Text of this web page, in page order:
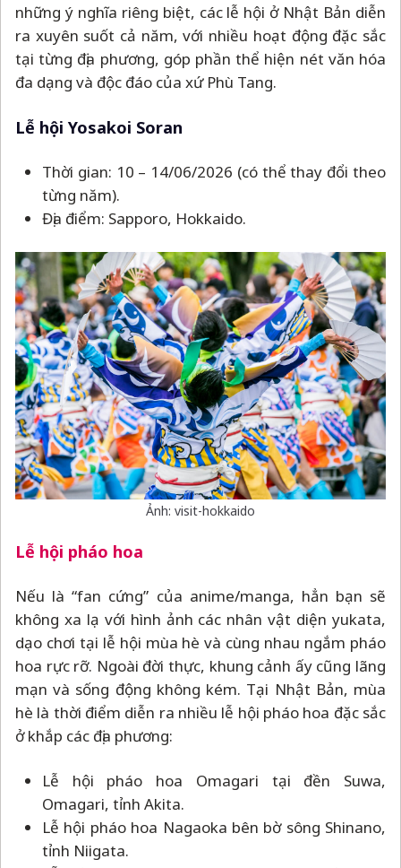
những ý nghĩa riêng biệt, các lễ hội ở Nhật Bản diễn
ra xuyên suốt cả năm, với nhiều hoạt động đặc sắc
tại từng địa phương, góp phần thể hiện nét văn hóa
đa dạng và độc đáo của xứ Phù Tang.
Lễ hội Yosakoi Soran
Thời gian: 10 – 14/06/2026 (có thể thay đổi theo
từng năm).
Địa điểm: Sapporo, Hokkaido.
Ảnh: visit-hokkaido
Lễ hội pháo hoa
Nếu là “fan cứng” của anime/manga, hẳn bạn sẽ
không xa lạ với hình ảnh các nhân vật diện yukata,
dạo chơi tại lễ hội mùa hè và cùng nhau ngắm pháo
hoa rực rỡ. Ngoài đời thực, khung cảnh ấy cũng lãng
mạn và sống động không kém. Tại Nhật Bản, mùa
hè là thời điểm diễn ra nhiều lễ hội pháo hoa đặc sắc
ở khắp các địa phương:
Lễ hội pháo hoa Omagari tại đền Suwa,
Omagari, tỉnh Akita.
Lễ hội pháo hoa Nagaoka bên bờ sông Shinano,
tỉnh Niigata.